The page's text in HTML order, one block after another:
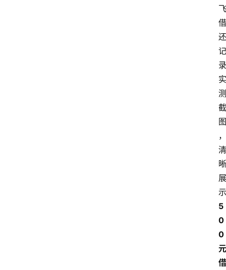
飞
借
还
记
录
实
测
截
图
，
清
晰
展
示
5
0
0
元
借